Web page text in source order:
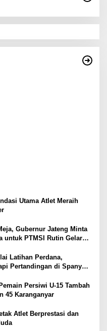
Utama Atlet Meraih
Gubernur Jateng Minta
untuk PTMSI Rutin Gelar
Latihan Perdana,
Pertandingan di Spanyol
Persiwi U-15 Tambah
45 Karanganyar
Atlet Berprestasi dan